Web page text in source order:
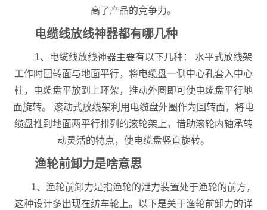
高了产品的竞争力。
电缆线放线神器都有哪几种
1、电缆线放线神器主要有以下几种： 水平式放线架
工作时回转面与地面平行，将电缆盘一侧中心孔套入中心
柱，电缆盘平放到上环架，推动外圈即可使电缆盘平行地
面旋转。 滚动式放线架利用电缆盘外圈作为回转面，将电
缆盘推到地面两平行排列的滚轮架上，借助滚轮内轴承转
动灵活的特点，使电缆盘竖直旋转。
渔轮前卸力是啥意思
1、渔轮前卸力是指渔轮的泄力装置处于渔轮的前方，
这种设计多出现在纺车轮上。以下是关于渔轮前卸力的详